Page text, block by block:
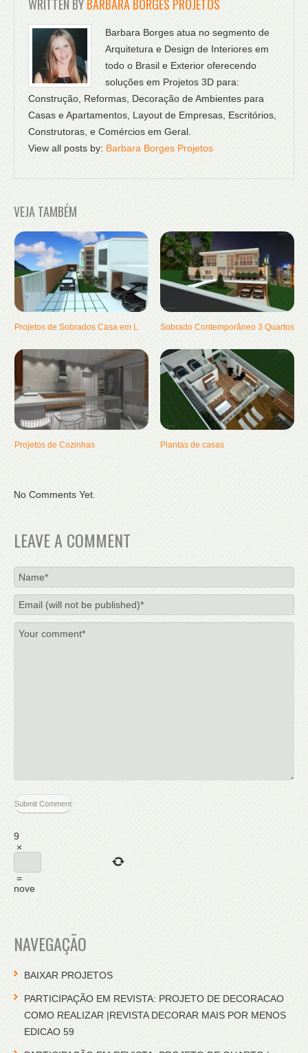
WRITTEN BYBARBARA BORGES PROJETOS
Barbara Borges atua no segmento de
Arquitetura e Design de Interiores em
todo o Brasil e Exterior oferecendo
soluções em Projetos 3D para:
Construção, Reformas, Decoração de Ambientes para
Casas e Apartamentos, Layout de Empresas, Escritórios,
Construtoras, e Comércios em Geral.
View all posts by: Barbara Borges Projetos
VEJA TAMBÉM
Projetos de Sobrados Casa em L Sobrado Contemporâneo 3 Quartos
Projetos de Cozinhas Plantas de casas
No Comments Yet.
LEAVE A COMMENT
9
×
=
nove
NAVEGAÇÃO
BAIXAR PROJETOS
PARTICIPAÇÃO EM REVISTA: PROJETO DE DECORACAO
COMO REALIZAR |REVISTA DECORAR MAIS POR MENOS
EDICAO 59